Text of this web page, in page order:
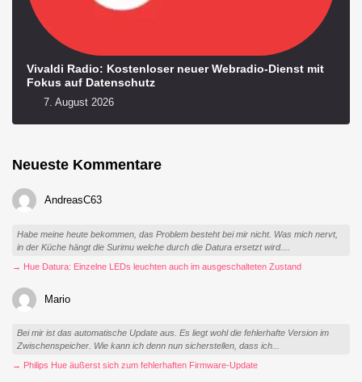
Vivaldi Radio: Kostenloser neuer Webradio-Dienst mit
Fokus auf Datenschutz
7. August 2026
Neueste Kommentare
AndreasC63
Habe meine heute bekommen, das Problem besteht bei mir nicht. Was mich nervt,
in der Küche hängt die Surimu welche durch die Datura ersetzt wird....
→ Hue Datura: Einzelne LEDs leuchten auch im ausgeschalteten Zustand
Mario
Bei mir ist das automatische Update aus. Es liegt wohl die fehlerhafte Version im
Zwischenspeicher. Wie kann ich denn nun sicherstellen, dass ich...
→ Philips Hue äußerst sich zum fehlerhaften Firmware-Update